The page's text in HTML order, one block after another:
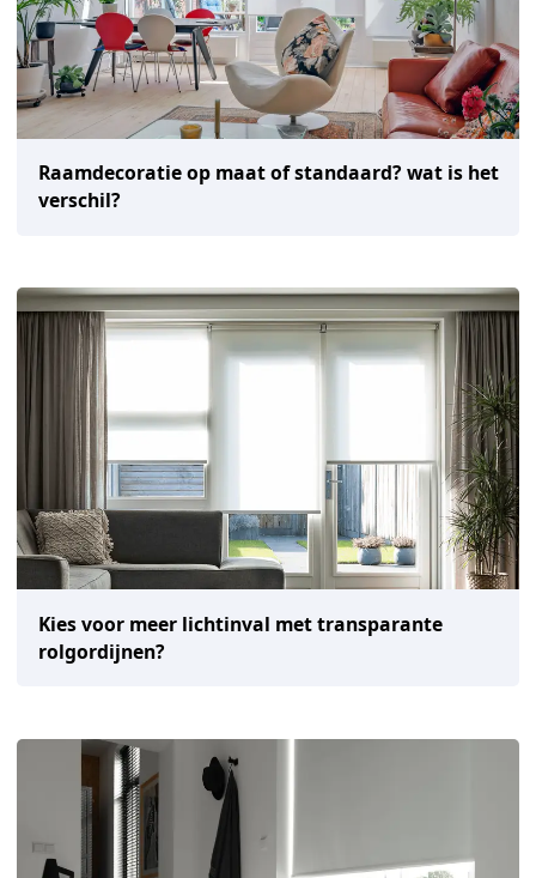
Raamdecoratie op maat of standaard? wat is het
verschil?
Kies voor meer lichtinval met transparante
rolgordijnen?